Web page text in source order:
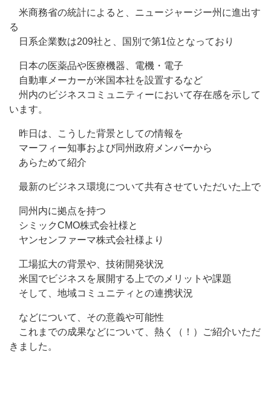
米商務省の統計によると、ニュージャージー州に進出す
る
日系企業数は209社と、国別で第1位となっており
日本の医薬品や医療機器、電機・電子
自動車メーカーが米国本社を設置するなど
州内のビジネスコミュニティーにおいて存在感を示して
います。
昨日は、こうした背景としての情報を
マーフィー知事および同州政府メンバーから
あらためて紹介
最新のビジネス環境について共有させていただいた上で
同州内に拠点を持つ
シミックCMO株式会社様と
ヤンセンファーマ株式会社様より
工場拡大の背景や、技術開発状況
米国でビジネスを展開する上でのメリットや課題
そして、地域コミュニティとの連携状況
などについて、その意義や可能性
これまでの成果などについて、熱く（！）ご紹介いただ
きました。